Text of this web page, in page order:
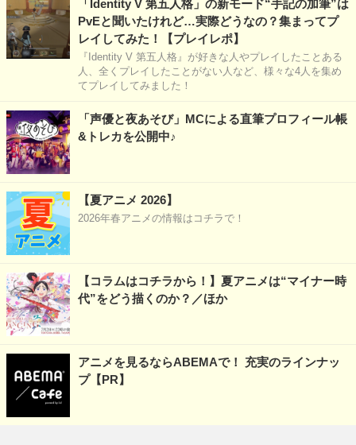
「Identity V 第五人格」の新モード“手記の加筆”は
PvEと聞いたけれど…実際どうなの？集まってプ
レイしてみた！【プレイレポ】
『Identity V 第五人格』が好きな人やプレイしたことある
人、全くプレイしたことがない人など、様々な4人を集め
てプレイしてみました！
「声優と夜あそび」MCによる直筆プロフィール帳
&トレカを公開中♪
【夏アニメ 2026】
2026年春アニメの情報はコチラで！
【コラムはコチラから！】夏アニメは“マイナー時
代”をどう描くのか？／ほか
アニメを見るならABEMAで！ 充実のラインナッ
プ【PR】